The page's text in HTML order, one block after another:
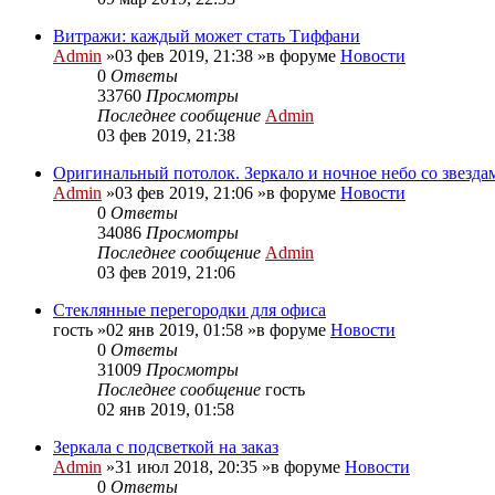
Витражи: каждый может стать Тиффани
Admin »03 фев 2019, 21:38 »в форуме Новости
0 Ответы
33760 Просмотры
Последнее сообщение Admin
03 фев 2019, 21:38
Оригинальный потолок. Зеркало и ночное небо со
Admin »03 фев 2019, 21:06 »в форуме Новости
0 Ответы
34086 Просмотры
Последнее сообщение Admin
03 фев 2019, 21:06
Стеклянные перегородки для офиса
гость »02 янв 2019, 01:58 »в форуме Новости
0 Ответы
31009 Просмотры
Последнее сообщение гость
02 янв 2019, 01:58
Зеркала с подсветкой на заказ
Admin »31 июл 2018, 20:35 »в форуме Новости
0 Ответы